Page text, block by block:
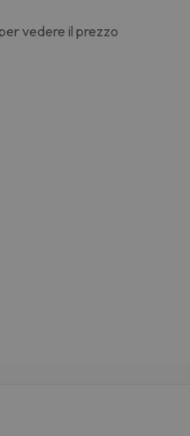
vedere il prezzo